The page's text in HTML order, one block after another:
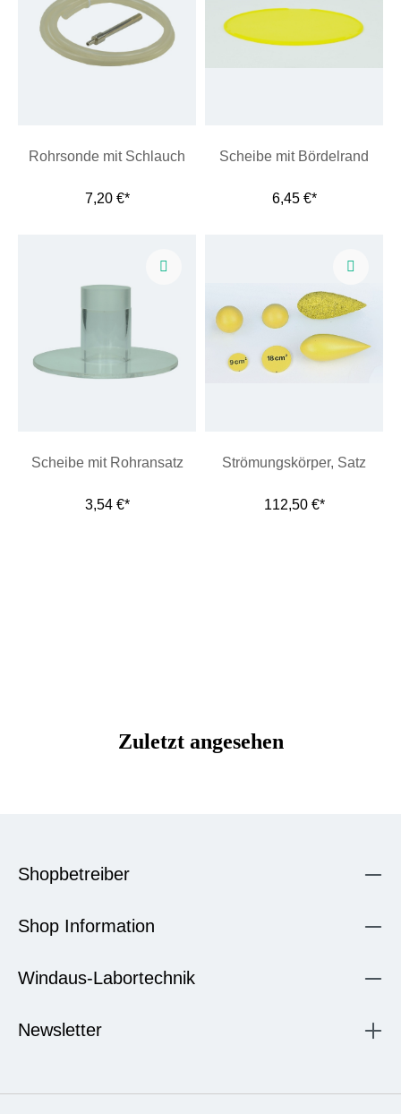
Rohrsonde mit Schlauch
7,20 €*
Scheibe mit Bördelrand
6,45 €*
Scheibe mit Rohransatz
3,54 €*
Strömungskörper, Satz
112,50 €*
Zuletzt angesehen
Shopbetreiber
Shop Information
Windaus-Labortechnik
Newsletter